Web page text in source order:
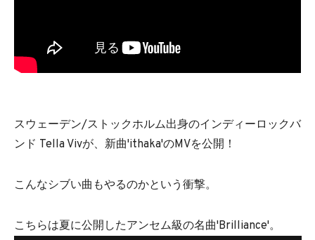
スウェーデン/ストックホルム出身のインディーロックバ
ンド Tella Vivが、新曲'ithaka'のMVを公開！
こんなシブい曲もやるのかという衝撃。
こちらは夏に公開したアンセム級の名曲'Brilliance'。